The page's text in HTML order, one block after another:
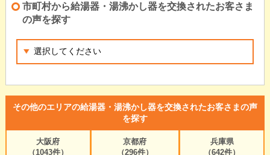
市町村から給湯器・湯沸かし器を交換されたお客さま
の声を探す
その他のエリアの給湯器・湯沸かし器を交換されたお客さまの声
を探す
大阪府
（1043件）
京都府
（296件）
兵庫県
（642件）